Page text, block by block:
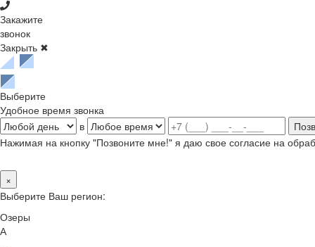
Закажите
звонок
Закрыть ✖
Выберите
Удобное время звонка
в
Нажимая на кнопку "Позвоните мне!" я даю свое согласие на
×
Выберите Ваш регион:
Озеры
А